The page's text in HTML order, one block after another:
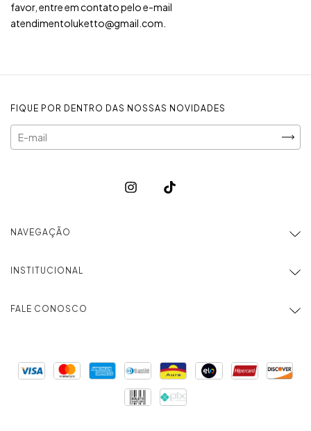
favor, entre em contato pelo e-mail
atendimentoluketto@gmail.com
FIQUE POR DENTRO DAS NOSSAS NOVIDADES
NAVEGAÇÃO
INSTITUCIONAL
FALE CONOSCO